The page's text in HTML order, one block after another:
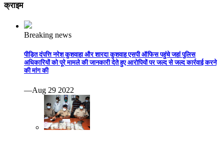
क्राइम
Breaking news
पीड़ित दंपत्ति नरेश कुशवाहा और शारदा कुशवाह एसपी ऑफिस पहुंचे जहां पुलिस
अधिकारियों को पूरे मामले की जानकारी देते हुए आरोपियों पर जल्द से जल्द कार्रवाई करने
की मांग की
—Aug 29 2022